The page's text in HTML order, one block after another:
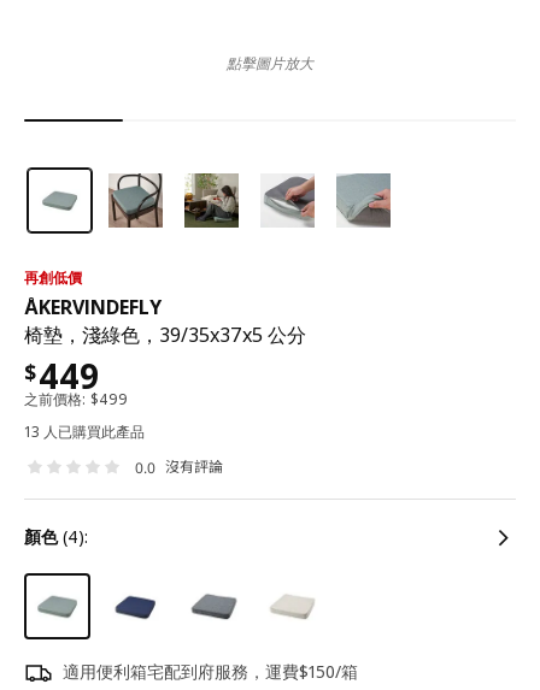
再創低價
ÅKERVINDEFLY
椅墊，淺綠色，39/35x37x5 公分
$449
之前價格: $499
13 人已購買此產品
0.0 沒有評論
顏色(4):
適用便利箱宅配到府服務，運費$150/箱
點擊圖片放大